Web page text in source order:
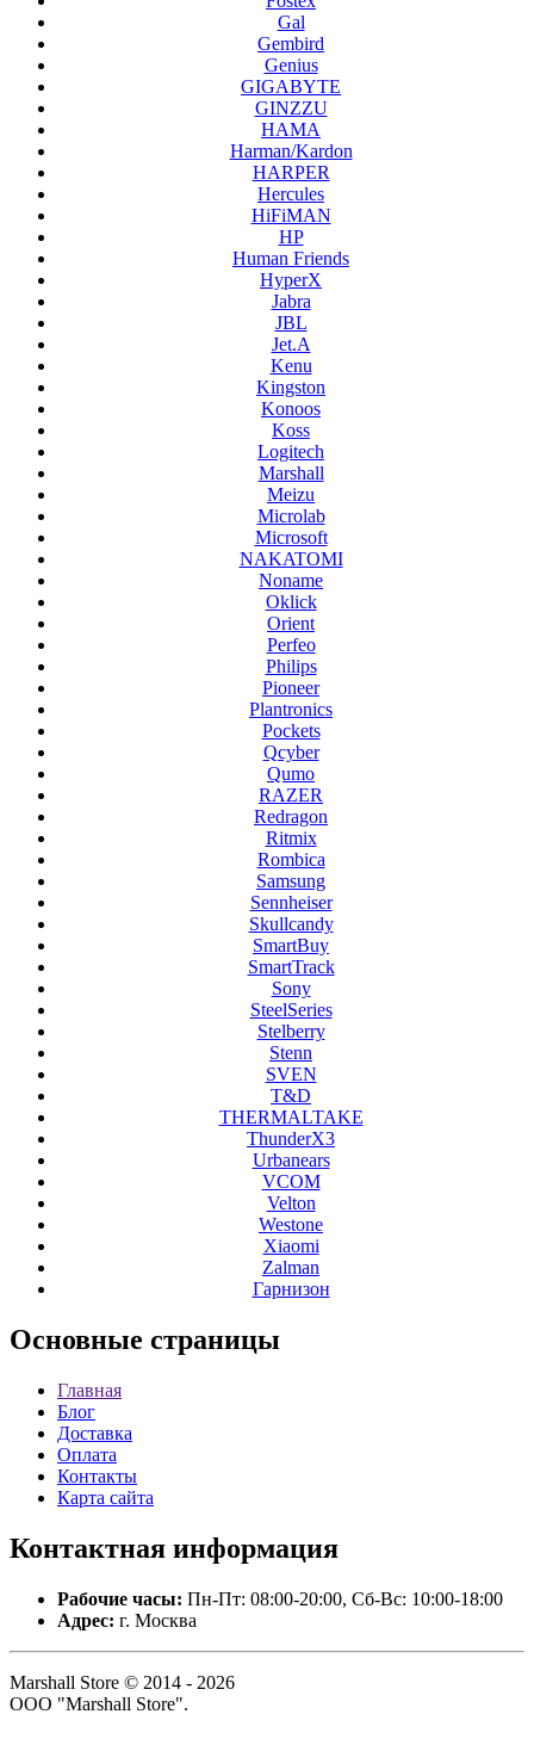
Gal
Gembird
Genius
GIGABYTE
GINZZU
HAMA
Harman/Kardon
HARPER
Hercules
HiFiMAN
HP
Human Friends
HyperX
Jabra
JBL
Jet.A
Kenu
Kingston
Konoos
Koss
Logitech
Marshall
Meizu
Microlab
Microsoft
NAKATOMI
Noname
Oklick
Orient
Perfeo
Philips
Pioneer
Plantronics
Pockets
Qcyber
Qumo
RAZER
Redragon
Ritmix
Rombica
Samsung
Sennheiser
Skullcandy
SmartBuy
SmartTrack
Sony
SteelSeries
Stelberry
Stenn
SVEN
T&D
THERMALTAKE
ThunderX3
Urbanears
VCOM
Velton
Westone
Xiaomi
Zalman
Гарнизон
Основные страницы
Главная
Блог
Доставка
Оплата
Контакты
Карта сайта
Контактная информация
Рабочие часы: Пн-Пт: 08:00-20:00, Сб-Вс: 10:00-18:00
Адрес: г. Москва
Marshall Store © 2014 - 2026
ООО "Marshall Store".